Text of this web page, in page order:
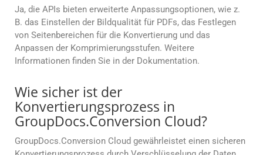
Ja, die APIs bieten erweiterte Anpassungsoptionen, wie z.
B. das Einstellen der Bildqualität für PDFs, das Festlegen
von Seitenbereichen für die Konvertierung und das
Anpassen der Komprimierungsstufen. Weitere
Informationen finden Sie in der Dokumentation.
Wie sicher ist der
Konvertierungsprozess in
GroupDocs.Conversion Cloud?
GroupDocs.Conversion Cloud gewährleistet einen sicheren